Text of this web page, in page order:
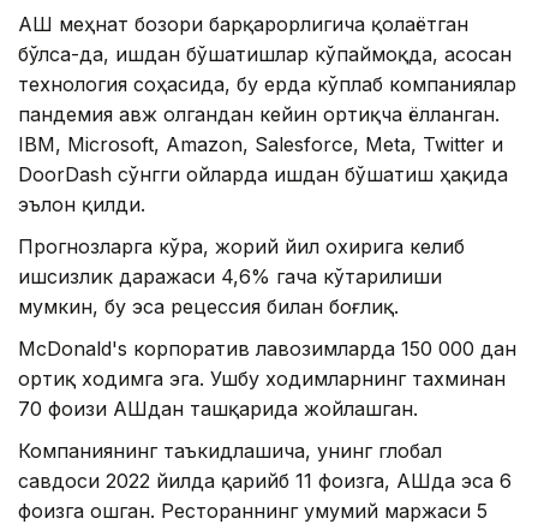
АҚШ меҳнат бозори барқарорлигича қолаётган
бўлса-да, ишдан бўшатишлар кўпаймоқда, асосан
технология соҳасида, бу ерда кўплаб компаниялар
пандемия авж олгандан кейин ортиқча ёлланган.
IBM, Microsoft, Amazon, Salesforce, Meta, Twitter и
DoorDash сўнгги ойларда ишдан бўшатиш ҳақида
эълон қилди.
Прогнозларга кўра, жорий йил охирига келиб
ишсизлик даражаси 4,6% гача кўтарилиши
мумкин, бу эса рецессия билан боғлиқ.
McDonald's корпоратив лавозимларда 150 000 дан
ортиқ ходимга эга. Ушбу ходимларнинг тахминан
70 фоизи АҚШдан ташқарида жойлашган.
Компаниянинг таъкидлашича, унинг глобал
савдоси 2022 йилда қарийб 11 фоизга, АҚШда эса 6
фоизга ошган. Рестораннинг умумий маржаси 5